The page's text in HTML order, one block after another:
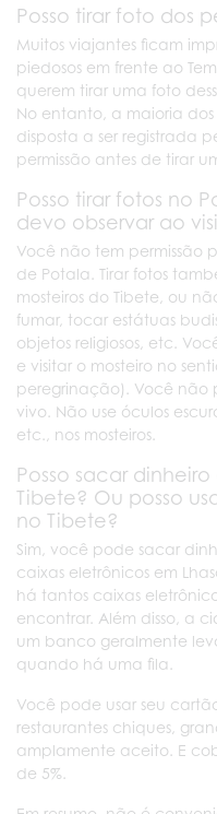
Posso tirar foto dos
Muitos viajantes ficam
piedosos em frente ao
querem tirar uma foto
No entanto, a maioria
disposta a ser registrada
permissão antes de tirar
Posso tirar fotos no
devo observar ao
Você não tem permissão
de Potala. Tirar fotos
mosteiros do Tibete, ou
fumar, tocar estátuas
objetos religiosos, etc.
e visitar o mosteiro no
peregrinação). Você não
vivo. Não use óculos
etc., nos mosteiros.
Posso sacar
Tibete? Ou posso
no Tibete?
Sim, você pode sacar
caixas eletrônicos em
há tantos caixas
encontrar. Além disso, a
um banco geralmente
quando há uma fila.
Você pode usar seu
restaurantes chiques,
amplamente aceito. E
de 5%.